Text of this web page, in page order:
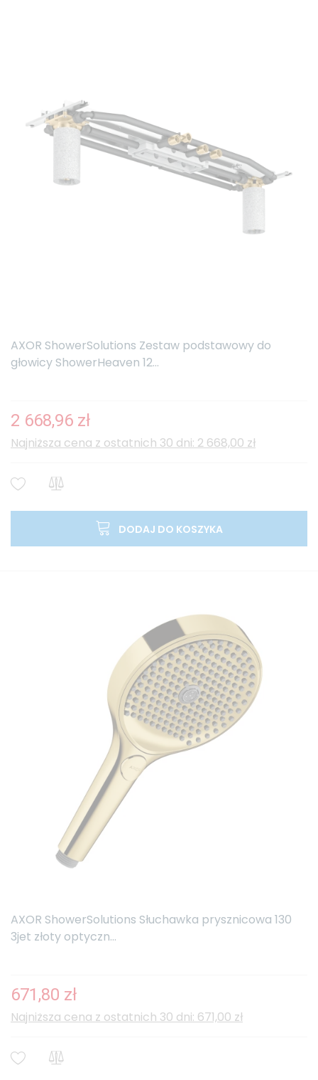
AXOR ShowerSolutions Zestaw podstawowy do
głowicy ShowerHeaven 12...
2 668,96 zł
Najniższa cena z ostatnich 30 dni: 2 668,00 zł
DODAJ DO KOSZYKA
AXOR ShowerSolutions Słuchawka prysznicowa 130
3jet złoty optyczn...
671,80 zł
Najniższa cena z ostatnich 30 dni: 671,00 zł